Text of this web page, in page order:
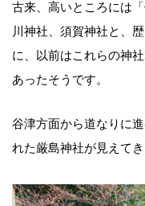
古来、高いところには
川神社、須賀神社と、
に、以前はこれらの神
あったそうです。
谷津方面から道なりに
れた厳島神社が見えてき